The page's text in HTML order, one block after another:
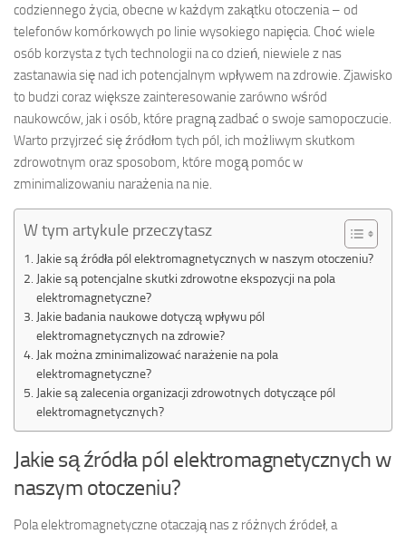
codziennego życia, obecne w każdym zakątku otoczenia – od
telefonów komórkowych po linie wysokiego napięcia. Choć wiele
osób korzysta z tych technologii na co dzień, niewiele z nas
zastanawia się nad ich potencjalnym wpływem na zdrowie. Zjawisko
to budzi coraz większe zainteresowanie zarówno wśród
naukowców, jak i osób, które pragną zadbać o swoje samopoczucie.
Warto przyjrzeć się źródłom tych pól, ich możliwym skutkom
zdrowotnym oraz sposobom, które mogą pomóc w
zminimalizowaniu narażenia na nie.
W tym artykule przeczytasz
Jakie są źródła pól elektromagnetycznych w naszym otoczeniu?
Jakie są potencjalne skutki zdrowotne ekspozycji na pola
elektromagnetyczne?
Jakie badania naukowe dotyczą wpływu pól
elektromagnetycznych na zdrowie?
Jak można zminimalizować narażenie na pola
elektromagnetyczne?
Jakie są zalecenia organizacji zdrowotnych dotyczące pól
elektromagnetycznych?
Jakie są źródła pól elektromagnetycznych w
naszym otoczeniu?
Pola elektromagnetyczne otaczają nas z różnych źródeł, a